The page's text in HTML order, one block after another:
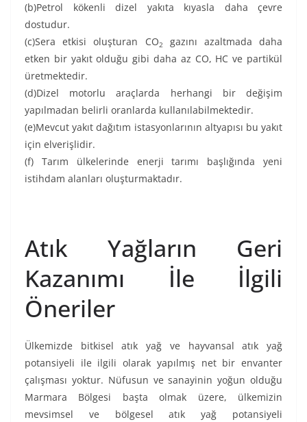
(b)Petrol kökenli dizel yakıta kıyasla daha çevre
dostudur.
(c)Sera etkisi oluşturan CO2
gazını azaltmada daha
etken bir yakıt olduğu gibi daha az CO, HC ve partikül
üretmektedir.
(d)Dizel motorlu araçlarda herhangi bir değişim
yapılmadan belirli oranlarda kullanılabilmektedir.
(e)Mevcut yakıt dağıtım istasyonlarının altyapısı bu yakıt
için elverişlidir.
(f) Tarım ülkelerinde enerji tarımı başlığında yeni
istihdam alanları oluşturmaktadır.
Atık Yağların Geri
Kazanımı İle İlgili
Öneriler
Ülkemizde bitkisel atık yağ ve hayvansal atık yağ
potansiyeli ile ilgili olarak yapılmış net bir envanter
çalışması yoktur. Nüfusun ve sanayinin yoğun olduğu
Marmara Bölgesi başta olmak üzere, ülkemizin
mevsimsel ve bölgesel atık yağ potansiyeli